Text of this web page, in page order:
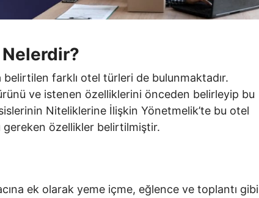
belirtilen farklı otel türleri de bulunmaktadır.
ve istenen özelliklerini önceden belirleyip bu
Niteliklerine İlişkin Yönetmelik’te bu otel
gereken özellikler belirtilmiştir.
ek olarak yeme içme, eğlence ve toplantı gibi